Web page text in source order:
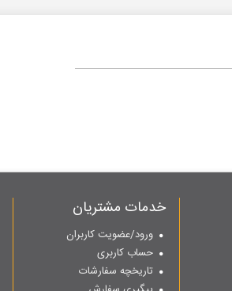
خدمات مشتریان
ورود/عضویت کاربران
حساب کاربری
تاریخچه سفارشات